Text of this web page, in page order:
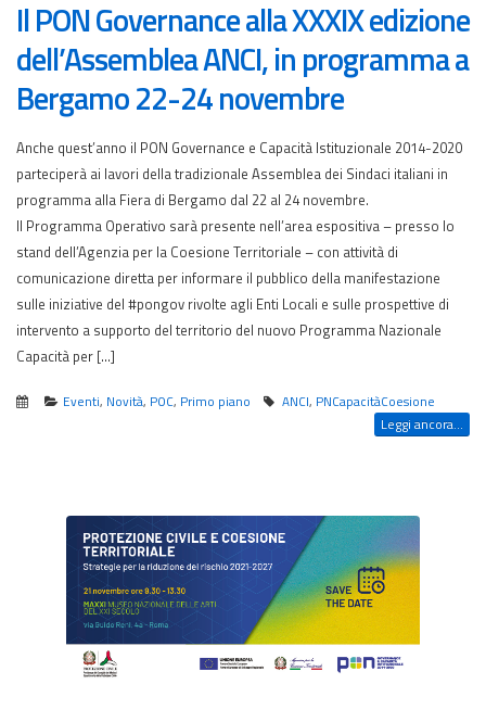
Il PON Governance alla XXXIX edizione
dell’Assemblea ANCI, in programma a
Bergamo 22-24 novembre
Anche quest’anno il PON Governance e Capacità Istituzionale 2014-2020
parteciperà ai lavori della tradizionale Assemblea dei Sindaci italiani in
programma alla Fiera di Bergamo dal 22 al 24 novembre.
Il Programma Operativo sarà presente nell’area espositiva – presso lo
stand dell’Agenzia per la Coesione Territoriale – con attività di
comunicazione diretta per informare il pubblico della manifestazione
sulle iniziative del #pongov rivolte agli Enti Locali e sulle prospettive di
intervento a supporto del territorio del nuovo Programma Nazionale
Capacità per […]
Eventi, Novità, POC, Primo piano ANCI, PNCapacitàCoesione
Leggi ancora...